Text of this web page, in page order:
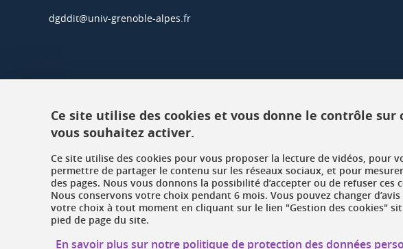
dgddit@univ-grenoble-alpes.fr
Ce site utilise des cookies et vous donne le contrôle sur
vous souhaitez activer.
Ce site utilise des cookies pour vous proposer la lecture de vidéos, pour
permettre de partager le contenu sur les réseaux sociaux, et pour mesurer
des pages. Nous vous donnons la possibilité d’accepter ou de refuser ces
Nous conservons votre choix pendant 6 mois. Vous pouvez changer
votre choix à tout moment en cliquant sur le lien "Gestion des cookies"
pied de page du site.
En savoir plus sur notre politique de protection des données